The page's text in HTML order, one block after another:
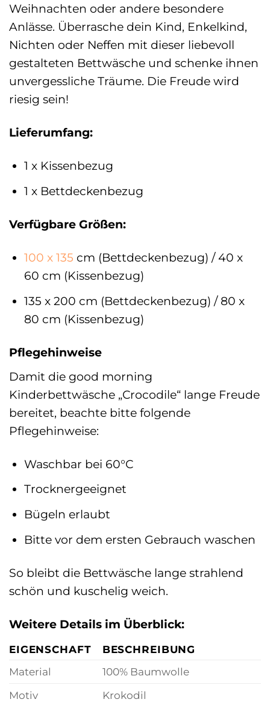
Weihnachten oder andere besondere
Anlässe. Überrasche dein Kind, Enkelkind,
Nichten oder Neffen mit dieser liebevoll
gestalteten Bettwäsche und schenke ihnen
unvergessliche Träume. Die Freude wird
riesig sein!
Lieferumfang:
1 x Kissenbezug
1 x Bettdeckenbezug
Verfügbare Größen:
100 x 135 cm (Bettdeckenbezug) / 40 x
60 cm (Kissenbezug)
135 x 200 cm (Bettdeckenbezug) / 80 x
80 cm (Kissenbezug)
Pflegehinweise
Damit die good morning
Kinderbettwäsche „Crocodile“ lange Freude
bereitet, beachte bitte folgende
Pflegehinweise:
Waschbar bei 60°C
Trocknergeeignet
Bügeln erlaubt
Bitte vor dem ersten Gebrauch waschen
So bleibt die Bettwäsche lange strahlend
schön und kuschelig weich.
Weitere Details im Überblick:
EIGENSCHAFT
BESCHREIBUNG
Material
100% Baumwolle
Motiv
Krokodil